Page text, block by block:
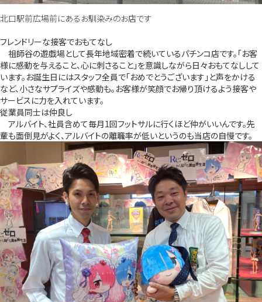
北口駅前広場前にあるお馴染みのお店です
フレンドリーな接客でおもてなし
祖師谷の遊戯場として長年地域密着で続いているパチンコ店です。「お客
様に感動を与えること、心に刺さること」を意識しながら日々おもてなしして
います。お誕生日にはスタッフ全員で「おめでとうございます」と声をかける
など、小さなサプライズや感動も。お客様が笑顔でお帰り頂けるよう接客や
サービスに力を入れています。
従業員同士は仲良し
アルバイト、社員含めて毎月1回フットサルに行くほど仲がいいんです。先
輩も面倒見がよく、アルバイトの離職率が低いというのも当店の自慢です。